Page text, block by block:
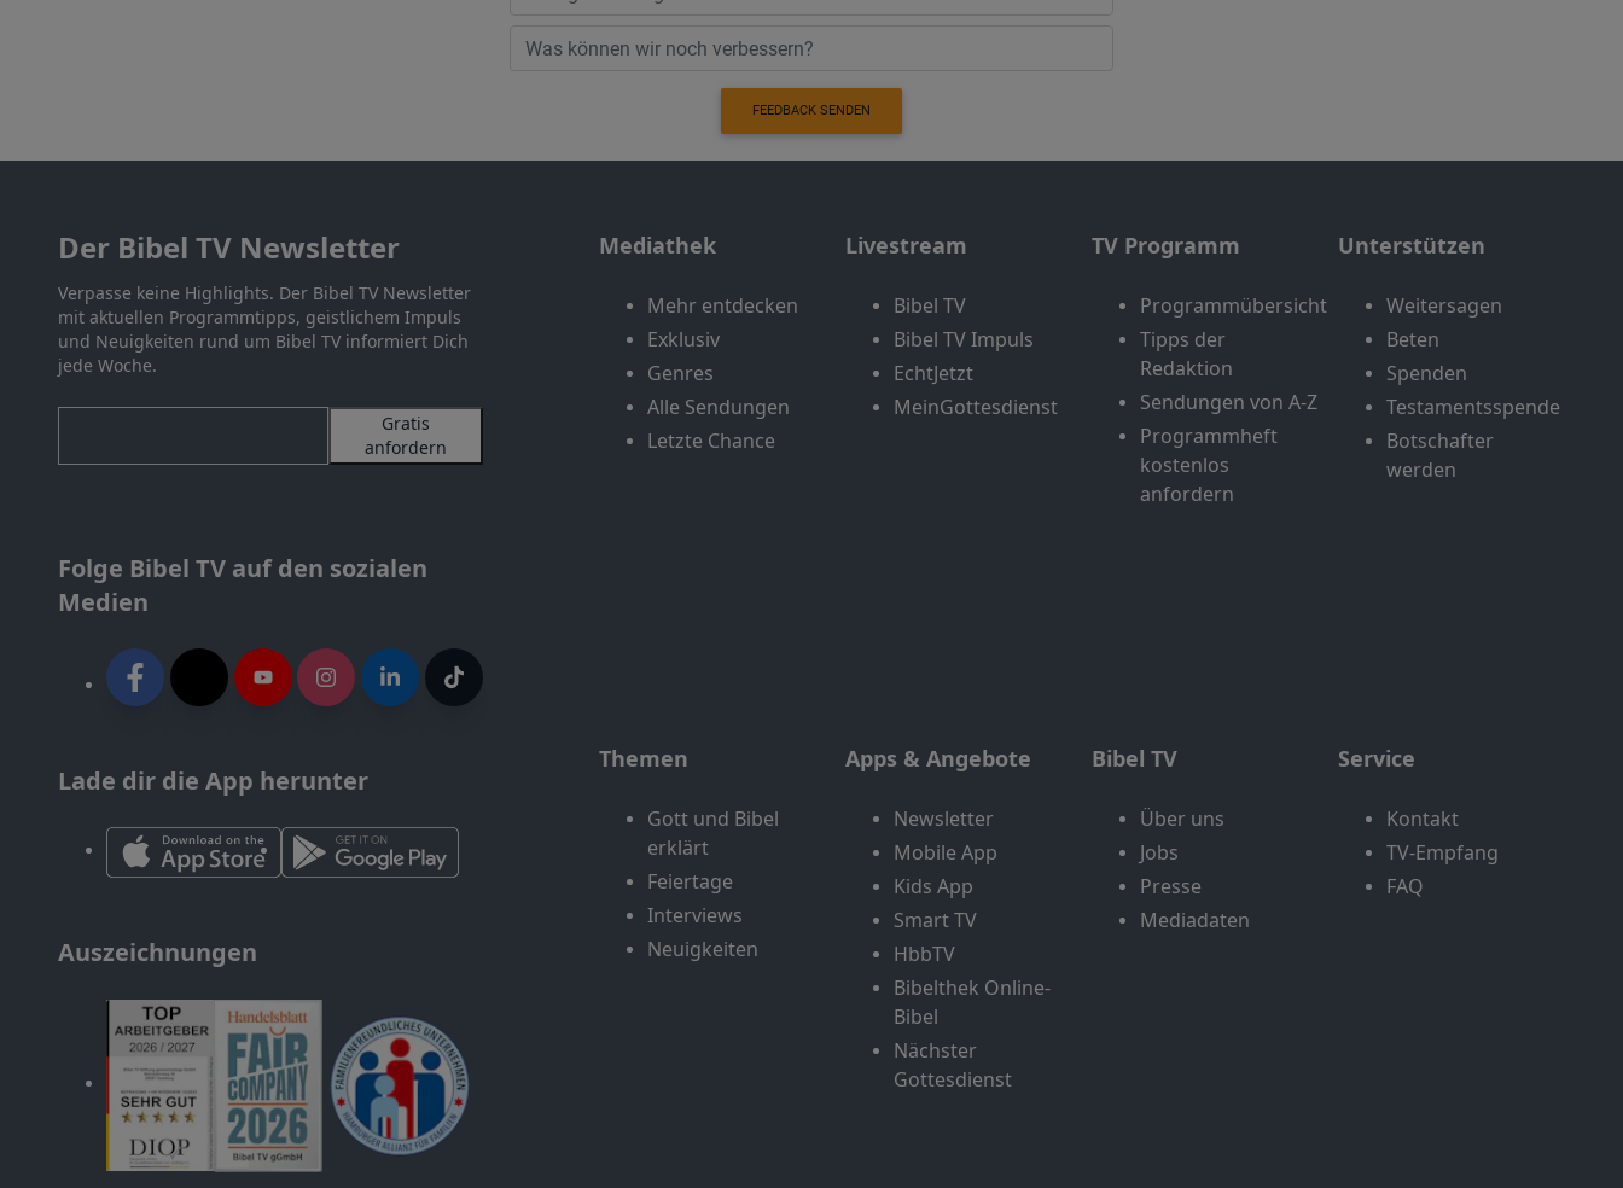
FEEDBACK SENDEN
Der Bibel TV Newsletter
Verpasse keine Highlights. Der Bibel TV Newsletter
mit aktuellen Programmtipps, geistlichem Impuls
und Neuigkeiten rund um Bibel TV informiert Dich
jede Woche.
Gratis
anfordern
Folge Bibel TV auf den sozialen
Medien
Lade dir die App herunter
Auszeichnungen
Mediathek
Mehr entdecken
Exklusiv
Genres
Alle Sendungen
Letzte Chance
Livestream
Bibel TV
Bibel TV Impuls
EchtJetzt
MeinGottesdienst
TV Programm
Programmübersicht
Tipps der
Redaktion
Sendungen von A-Z
Programmheft
kostenlos
anfordern
Unterstützen
Weitersagen
Beten
Spenden
Testamentsspende
Botschafter
werden
Themen
Gott und Bibel
erklärt
Feiertage
Interviews
Neuigkeiten
Apps & Angebote
Newsletter
Mobile App
Kids App
Smart TV
HbbTV
Bibelthek Online-
Bibel
Nächster
Gottesdienst
Bibel TV
Über uns
Jobs
Presse
Mediadaten
Service
Kontakt
TV-Empfang
FAQ